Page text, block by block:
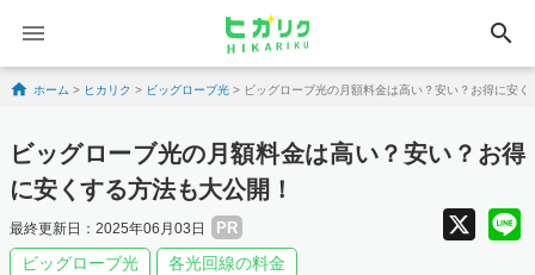
search
Skip to content
ホーム > ヒカリク > ビッグローブ光 > ビッグローブ光の月額料金は高い？安い？お得に安く
ビッグローブ光の月額料金は高い？安い？お得
に安くする方法も大公開！
最終更新日：2025年06月03日 PR X
ビッグローブ光 各光回線の料金